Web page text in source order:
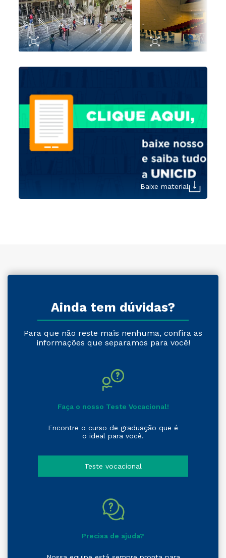
Baixe material
Ainda tem dúvidas?
Para que não reste mais nenhuma, confira as
informações que separamos para você!
Faça o nosso Teste Vocacional!
Encontre o curso de graduação que é
o ideal para você.
Teste vocacional
Precisa de ajuda?